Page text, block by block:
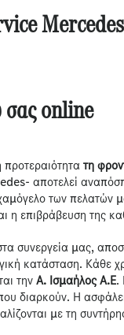
σαςonline
τη
αποτελεί
των πελατών
η επιβράβευση της
συνεργεία μας,
κατάσταση. Κάθε
τηνΑ. Ισμαήλος Α.Ε.
διαρκούν. Η
με τη